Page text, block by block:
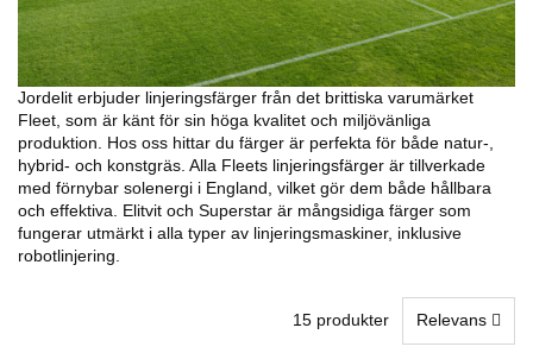
Jordelit erbjuder linjeringsfärger från det brittiska varumärket
Fleet, som är känt för sin höga kvalitet och miljövänliga
produktion. Hos oss hittar du färger är perfekta för både natur-,
hybrid- och konstgräs. Alla Fleets linjeringsfärger är tillverkade
med förnybar solenergi i England, vilket gör dem både hållbara
och effektiva. Elitvit och Superstar är mångsidiga färger som
fungerar utmärkt i alla typer av linjeringsmaskiner, inklusive
robotlinjering.
15 produkter Relevans